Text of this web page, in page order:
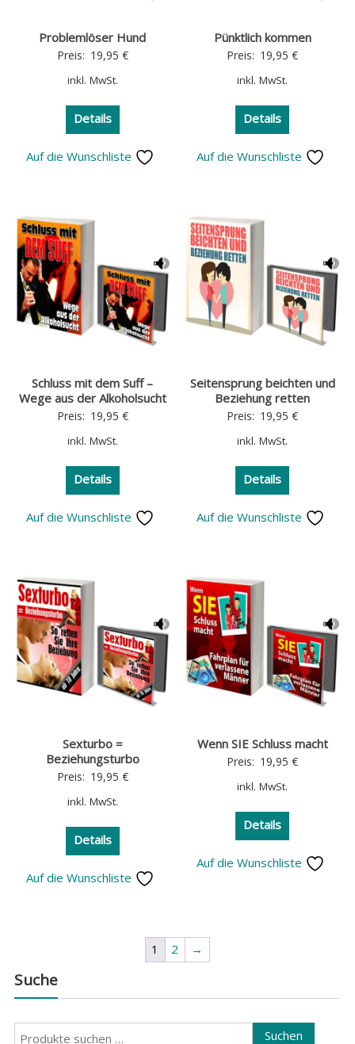
Problemlöser Hund
Preis: 19,95 €
inkl. MwSt.
Details
Auf die Wunschliste
Pünktlich kommen
Preis: 19,95€
inkl. MwSt.
Details
Auf die Wunschliste
Schluss mit dem Suff –
Wege aus der Alkoholsucht
Preis: 19,95 €
inkl. MwSt.
Details
Auf die Wunschliste
Seitensprung beichten und
Beziehung retten
Preis: 19,95€
inkl. MwSt.
Details
Auf die Wunschliste
Sexturbo =
Beziehungsturbo
Preis: 19,95 €
inkl. MwSt.
Details
Auf die Wunschliste
Wenn SIE Schluss macht
Preis: 19,95€
inkl. MwSt.
Details
Auf die Wunschliste
1 2 →
Suche
Suchen
Suchen